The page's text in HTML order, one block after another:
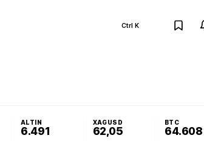
Ctrl K
ALTIN
6.491
XAGUSD
62,05
BTC
64.608